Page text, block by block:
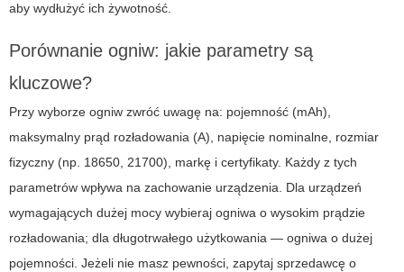
aby wydłużyć ich żywotność.
Porównanie ogniw: jakie parametry są
kluczowe?
Przy wyborze ogniw zwróć uwagę na: pojemność (mAh),
maksymalny prąd rozładowania (A), napięcie nominalne, rozmiar
fizyczny (np. 18650, 21700), markę i certyfikaty. Każdy z tych
parametrów wpływa na zachowanie urządzenia. Dla urządzeń
wymagających dużej mocy wybieraj ogniwa o wysokim prądzie
rozładowania; dla długotrwałego użytkowania — ogniwa o dużej
pojemności. Jeżeli nie masz pewności, zapytaj sprzedawcę o